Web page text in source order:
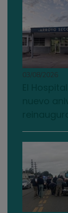
03/08/2026